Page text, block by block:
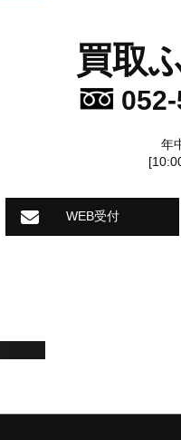
買取
年
WEB受付